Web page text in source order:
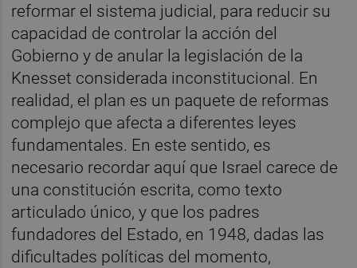
reformar el sistema judicial, para reducir su
capacidad de controlar la acción del
Gobierno y de anular la legislación de la
Knesset considerada inconstitucional. En
realidad, el plan es un paquete de reformas
complejo que afecta a diferentes leyes
fundamentales. En este sentido, es
necesario recordar aquí que Israel carece de
una constitución escrita, como texto
articulado único, y que los padres
fundadores del Estado, en 1948, dadas las
dificultades políticas del momento,